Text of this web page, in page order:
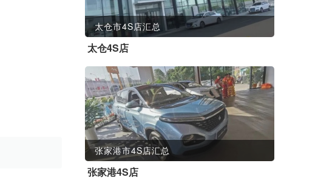
太仓市4S店汇总
太仓4S店
张家港市4S店汇总
张家港4S店